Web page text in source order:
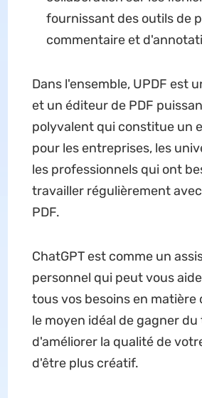
fournissant des outils de
commentaire et
Dans l'ensemble, UPDF est
et un éditeur de PDF
polyvalent qui constitue un
pour les entreprises, les
les professionnels qui ont
travailler régulièrement
PDF.
ChatGPT est comme un
personnel qui peut vous
tous vos besoins en matière
le moyen idéal de gagner du
d'améliorer la qualité de
d'être plus créatif.